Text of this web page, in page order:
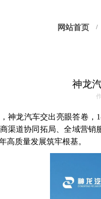
网站首页
神龙
神龙汽车交出亮眼答卷
渠道协同拓局、全域营
高质量发展筑牢根基。